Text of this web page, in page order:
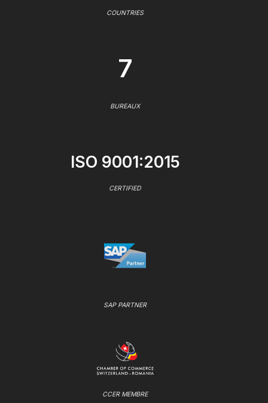
COUNTRIES
7
BUREAUX
ISO 9001:2015
CERTIFIED
SAP PARTNER
CCER MEMBRE